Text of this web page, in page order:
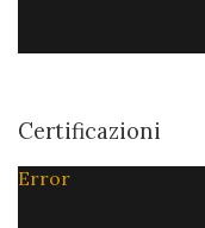
Certificazioni
Error